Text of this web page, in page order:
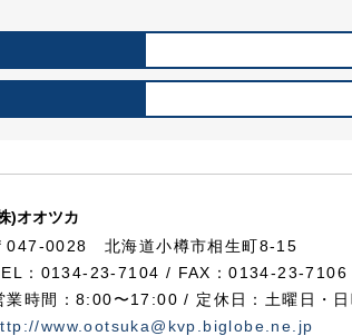
)オオツカ
047-0028 北海道小樽市相生町8-15
：0134-23-7104 / FAX：0134-23-
業時間：8:00〜17:00 / 定休日：土曜日・日
www.ootsuka@kvp.biglobe.ne.jp